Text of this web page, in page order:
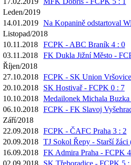
Leden/2019
14.01.2019 Na Kopanině odstartoval
Listopad/2018
10.11.2018
FCPK - ABC Braník 4 : 0
03.11.2018
FK Dukla Jižní Město -
Říjen/2018
27.10.2018 FCPK - SK Union
20.10.2018
SK Hostivař - FCPK 0 : 7
10.10.2018 Medailonek Michala Buzka
06.10.2018 FCPK - FK Slavoj
Září/2018
22.09.2018 FCPK - ČAFC Praha 3 : 2
20.09.2018 TJ Sokol Řepy - Starší žáci
16.09.2018 FK Admira Praha - FCPK
02.09.2018
SK Třeboradice - FCPK 5 :